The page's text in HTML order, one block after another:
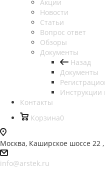
Акции
Новости
Статьи
Вопрос ответ
Обзоры
Документы
Назад
Документы
Инструкции
Контакты
Корзина0
Москва, Каширское шоссе 22 ,
info@arstek.ru